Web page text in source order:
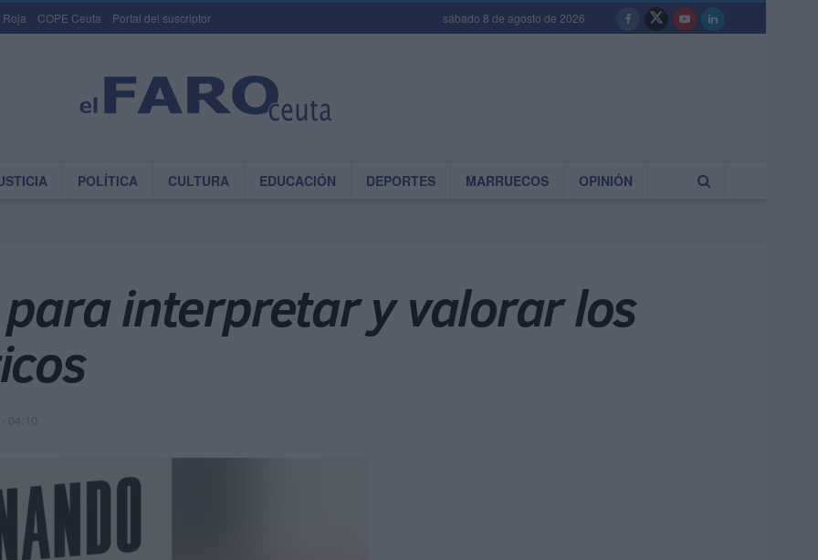
Roja COPE Ceuta Portal del suscriptor sábado 8 de agosto de 2026
POLÍTICA CULTURA EDUCACIÓN DEPORTES MARRUECOS OPINIÓN
interpretar y valorar los